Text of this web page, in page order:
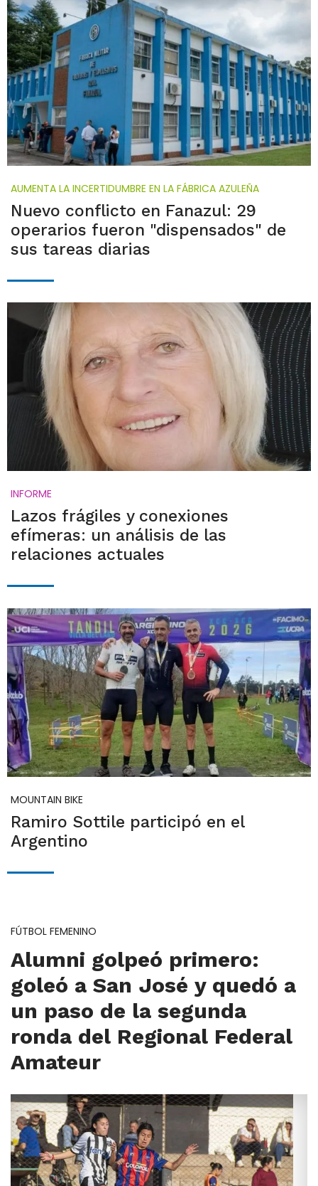
AUMENTA LA INCERTIDUMBRE EN LA FÁBRICA AZULEÑA
Nuevo conflicto en Fanazul: 29
operarios fueron "dispensados" de
sus tareas diarias
INFORME
Lazos frágiles y conexiones
efímeras: un análisis de las
relaciones actuales
MOUNTAIN BIKE
Ramiro Sottile participó en el
Argentino
FÚTBOL FEMENINO
Alumni golpeó primero:
goleó a San José y quedó a
un paso de la segunda
ronda del Regional Federal
Amateur